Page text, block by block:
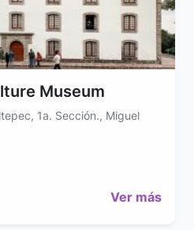
Museum
1a. Sección., Miguel
Ver más